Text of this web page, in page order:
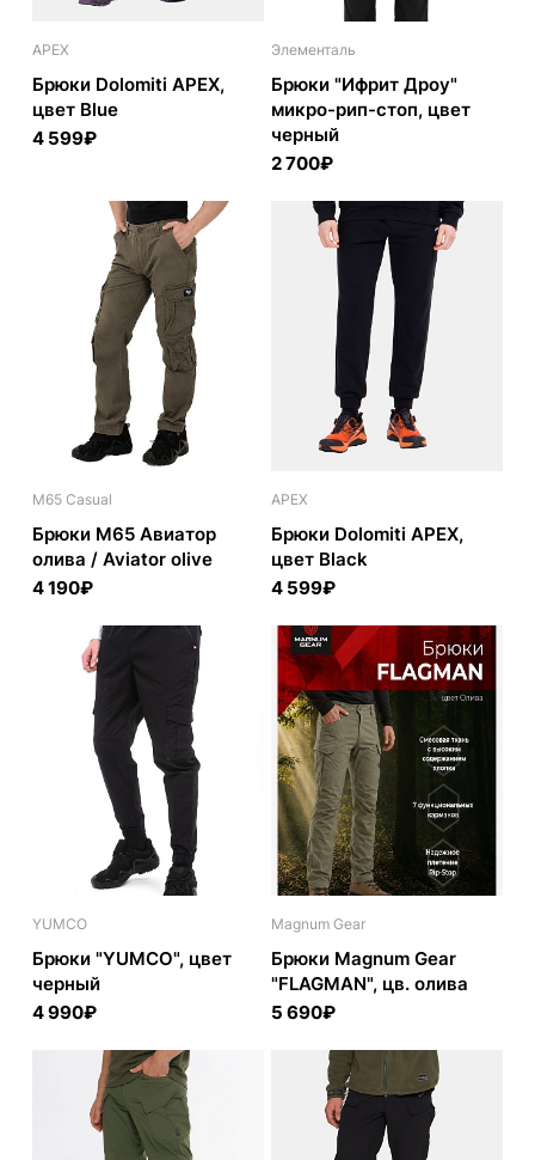
APEX
Брюки Dolomiti APEX,
цвет Blue
4 599₽
Элементаль
Брюки "Ифрит Дроу"
микро-рип-стоп, цвет
черный
2 700₽
M65 Casual
Брюки M65 Авиатор
олива / Aviator olive
4 190₽
APEX
Брюки Dolomiti APEX,
цвет Black
4 599₽
YUMCO
Брюки "YUMCO", цвет
черный
4 990₽
Magnum Gear
Брюки Magnum Gear
"FLAGMAN", цв. олива
5 690₽